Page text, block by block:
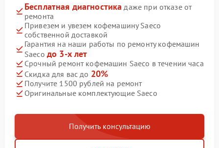
Бесплатная диагностика даже при отказе от
ремонта
Привезем и увезем кофемашину Saeco
собственной доставкой
Гарантия на наши работы по ремонту кофемашин
Saeco до 3-х лет
Срочный ремонт кофемашин Saeco в течении часа
Скидка для вас до 20%
Получите 1500 рублей на ремонт
Оригинальные комплектующие Saeco
Получить консультацию